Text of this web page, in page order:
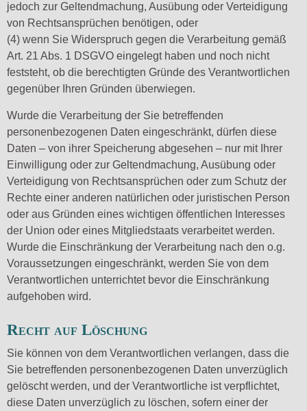
jedoch zur Geltendmachung, Ausübung oder Verteidigung
von Rechtsansprüchen benötigen, oder
(4) wenn Sie Widerspruch gegen die Verarbeitung gemäß
Art. 21 Abs. 1 DSGVO eingelegt haben und noch nicht
feststeht, ob die berechtigten Gründe des Verantwortlichen
gegenüber Ihren Gründen überwiegen.
Wurde die Verarbeitung der Sie betreffenden
personenbezogenen Daten eingeschränkt, dürfen diese
Daten – von ihrer Speicherung abgesehen – nur mit Ihrer
Einwilligung oder zur Geltendmachung, Ausübung oder
Verteidigung von Rechtsansprüchen oder zum Schutz der
Rechte einer anderen natürlichen oder juristischen Person
oder aus Gründen eines wichtigen öffentlichen Interesses
der Union oder eines Mitgliedstaats verarbeitet werden.
Wurde die Einschränkung der Verarbeitung nach den o.g.
Voraussetzungen eingeschränkt, werden Sie von dem
Verantwortlichen unterrichtet bevor die Einschränkung
aufgehoben wird.
Recht auf Löschung
Sie können von dem Verantwortlichen verlangen, dass die
Sie betreffenden personenbezogenen Daten unverzüglich
gelöscht werden, und der Verantwortliche ist verpflichtet,
diese Daten unverzüglich zu löschen, sofern einer der